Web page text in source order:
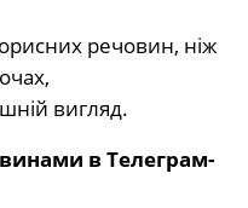
речовин, ніж
вигляд.
в Телеграм-